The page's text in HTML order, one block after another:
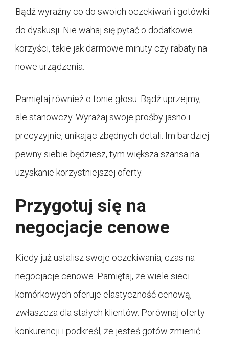
Bądź wyraźny co do swoich oczekiwań i gotówki
do dyskusji. Nie wahaj się pytać o dodatkowe
korzyści, takie jak darmowe minuty czy rabaty na
nowe urządzenia.
Pamiętaj również o tonie głosu. Bądź uprzejmy,
ale stanowczy. Wyrażaj swoje prośby jasno i
precyzyjnie, unikając zbędnych detali. Im bardziej
pewny siebie będziesz, tym większa szansa na
uzyskanie korzystniejszej oferty.
Przygotuj się na
negocjacje cenowe
Kiedy już ustalisz swoje oczekiwania, czas na
negocjacje cenowe. Pamiętaj, że wiele sieci
komórkowych oferuje elastyczność cenową,
zwłaszcza dla stałych klientów. Porównaj oferty
konkurencji i podkreśl, że jesteś gotów zmienić